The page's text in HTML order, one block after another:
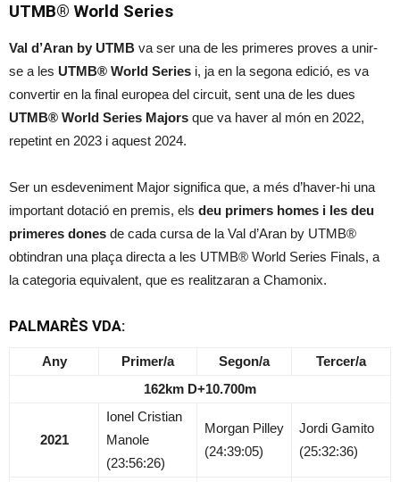
UTMB® World Series
Val d’Aran by UTMB va ser una de les primeres proves a unir-
se a les UTMB® World Series i, ja en la segona edició, es va
convertir en la final europea del circuit, sent una de les dues
UTMB® World Series Majors que va haver al món en 2022,
repetint en 2023 i aquest 2024.
Ser un esdeveniment Major significa que, a més d’haver-hi una
important dotació en premis, els deu primers homes i les deu
primeres dones de cada cursa de la Val d’Aran by UTMB®
obtindran una plaça directa a les UTMB® World Series Finals, a
la categoria equivalent, que es realitzaran a Chamonix.
PALMARÈS VDA:
Any Primer/a Segon/a
Tercer/a
162km D+10.700m
2021
Ionel Cristian
Manole
(23:56:26)
Morgan Pilley
(24:39:05)
Jordi Gamito
(25:32:36)